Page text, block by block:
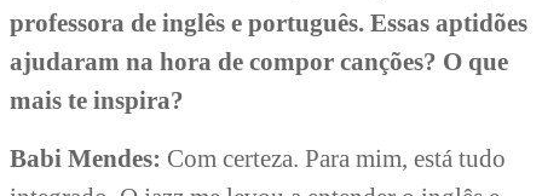
professora de inglês e português. Essas aptidões
ajudaram na hora de compor canções? O que
mais te inspira?
Babi Mendes: Com certeza. Para mim, está tudo